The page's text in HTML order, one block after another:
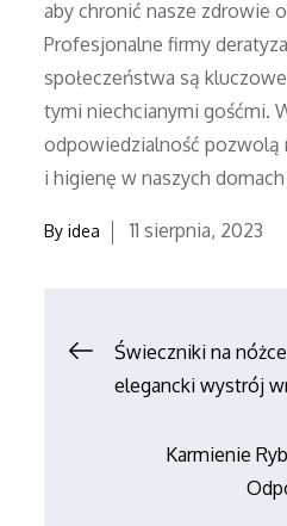
aby chronić nasze zdrowie
Profesjonalne firmy
społeczeństwa są
tymi niechcianymi gośćmi.
odpowiedzialność pozwolą
i higienę w naszych
Byidea
Posted
11 sierpnia, 2023
Nawigacja
wpisu
Świeczniki na
elegancki wystrój
Karmienie